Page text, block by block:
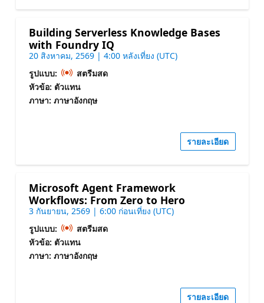
Building Serverless Knowledge Bases
with Foundry IQ
20 สิงหาคม, 2569 | 4:00 หลังเที่ยง (UTC)
รูปแบบ:
สตรีมสด
หัวข้อ: ตัวแทน
ภาษา: ภาษาอังกฤษ
รายละเอียด
Microsoft Agent Framework
Workflows: From Zero to Hero
3 กันยายน, 2569 | 6:00 ก่อนเที่ยง (UTC)
รูปแบบ:
สตรีมสด
หัวข้อ: ตัวแทน
ภาษา: ภาษาอังกฤษ
รายละเอียด